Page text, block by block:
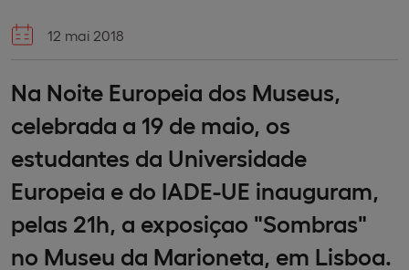
12 mai 2018
Na Noite Europeia dos Museus,
celebrada a 19 de maio, os
estudantes da Universidade
Europeia e do IADE-UE inauguram,
pelas 21h, a exposiçao "Sombras"
no Museu da Marioneta, em Lisboa.